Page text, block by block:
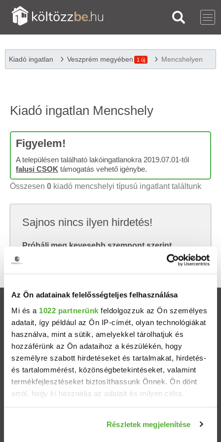
Az Ön adatainak felelősségteljes felhasználása
Mi és a 1022 partnerünk feldolgozzuk az Ön személyes
adatait, így például az Ön IP-címét, olyan technológiákat
használva, mint a sütik, amelyekkel tárolhatjuk és
hozzáférünk az Ön adataihoz a készülékén, hogy
személyre szabott hirdetéseket és tartalmakat, hirdetés-
és tartalommérést, közönségbetekintéseket, valamint
termékfejlesztéseket biztosíthassunk Önnek. Ön dönt
arról, hogy ki használja az adatait és milyen célra.
Információgyűjtés az Ön földrajzi elhelyezkedéséről
Részletek megjelenítése
Kiadó ingatlan Veszprém megyében 1 új Mencshelyen
Kiadó ingatlan Mencshely
Figyelem!
A településen található lakóingatlanokra 2019.07.01-től
falusi CSOK támogatás vehető igénybe.
Összesen 0 kiadó mencshelyi típusú ingatlant találtunk
Sajnos nincs ilyen hirdetés!
Próbálj meg kevesebb szempont szerint
keresni, hátha akkor megtalálod, amit keresel.
Ingatlanok
Eladó házak
Eladó lakások
Települések